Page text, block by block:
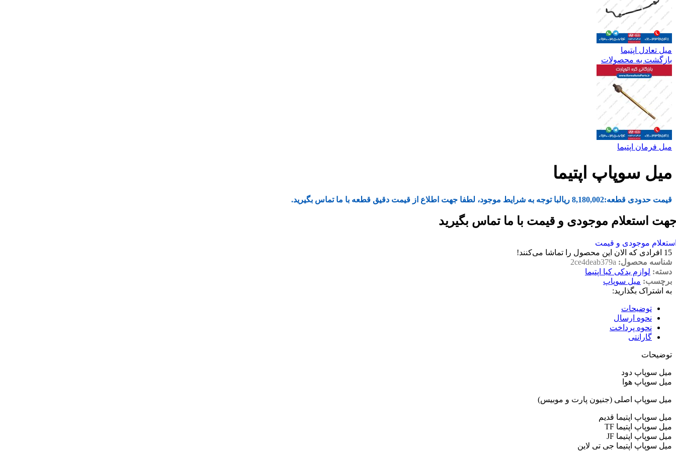
میل تعادل اپتیما
بازگشت به محصولات
میل فرمان اپتیما
میل سوپاپ اپتیما
قیمت حدودی قطعه:8,180,002 ریالبا توجه به شرایط موجود، لطفا جهت اطلاع از قیمت دقیق قطعه با ما تماس بگیرید.
استعلام موجودی و قیمت با ما تماس بگیرید
موجودی و قیمت
15 افرادی که الان این محصول را تماشا می‌کنند!
شناسه محصول: 2ce4deab379a
دسته: لوازم یدکی کیا اپتیما
برچسب: میل سوپاپ
به اشتراک بگذارید:
توضیحات
نحوه ارسال
نحوه پرداخت
گارانتی
توضیحات
میل سوپاپ دود
میل سوپاپ هوا
میل سوپاپ اصلی (جنیون پارت و موبیس)
میل سوپاپ اپتیما قدیم
میل سوپاپ اپتیما TF
میل سوپاپ اپتیما JF
میل سوپاپ اپتیما جی تی لاین